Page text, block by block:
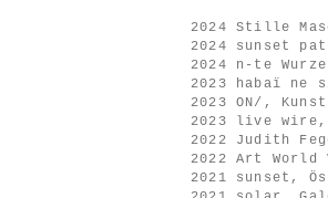
2024 Stille
2024 sunset
2024 n-te
2023 habaï ne
2023 ON/,
2023 live wire,
2022 Judith
2022 Art World
2021 sunset,